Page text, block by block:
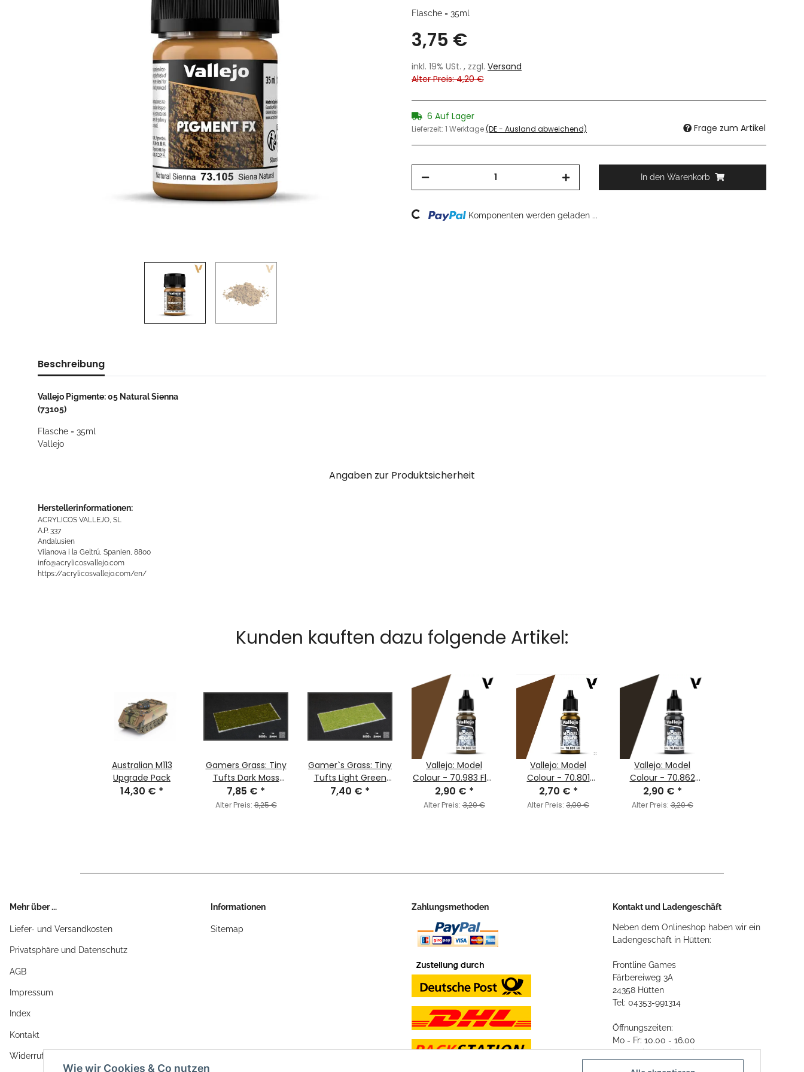
Flasche = 35ml
3,75 €
inkl. 19% USt. , zzgl. Versand
Alter Preis: 4,20 €
6 Auf Lager
Lieferzeit: 1 Werktage(DE - Ausland abweichend) Frage zum Artikel
In den Warenkorb
Loading... Komponenten werden geladen ...
Beschreibung
Vallejo Pigmente: 05 Natural Sienna
(73105)
Flasche = 35ml
Vallejo
Angaben zur Produktsicherheit
Herstellerinformationen:
ACRYLICOS VALLEJO, SL
A.P. 337
Andalusien
Vilanova i la Geltrú, Spanien, 8800
info@acrylicosvallejo.com
https://acrylicosvallejo.com/en/
Kunden kauften dazu folgende Artikel:
Australian M113
Upgrade Pack
14,30 € *
Gamers Grass: Tiny
Tufts Dark Moss
(2mm)
7,85 € *
Alter Preis:8,25 €
Gamer`s Grass: Tiny
Tufts Light Green
(2mm)
7,40 € *
Vallejo: Model
Colour - 70.983 Flat
Earth (MC143)
2,90 € *
Alter Preis:3,20 €
Vallejo: Model
Colour - 70.801
Brass (MC174)
2,70 € *
Alter Preis: 3,00 €
Vallejo: Model
Colour - 70.862
Black Grey (MC168)
2,90 € *
Alter Preis:3,20 €
Mehr über ...
Liefer- und Versandkosten
Privatsphäre und Datenschutz
AGB
Impressum
Index
Kontakt
Widerrufsrecht
Informationen
Sitemap
Zahlungsmethoden Kontakt und Ladengeschäft
Neben dem Onlineshop haben wir ein
Ladengeschäft in Hütten:
Frontline Games
Färbereiweg 3A
24358 Hütten
Tel: 04353-991314
Öffnungszeiten:
Mo - Fr: 10.00 - 16.00
Oder mit Terminvereinbarung
Wie wir Cookies & Co nutzen